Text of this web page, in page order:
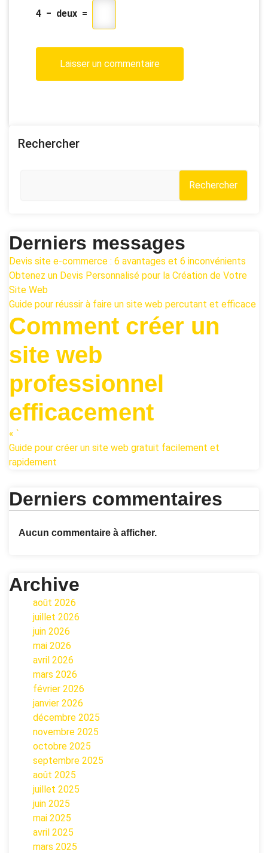
4 − deux =
Rechercher
Rechercher
Derniers messages
Devis site e-commerce : 6 avantages et 6 inconvénients
Obtenez un Devis Personnalisé pour la Création de Votre
Site Web
Guide pour réussir à faire un site web percutant et efficace
Comment créer un
site web
professionnel
efficacement
« `
Guide pour créer un site web gratuit facilement et
rapidement
Derniers commentaires
Aucun commentaire à afficher.
Archive
août 2026
juillet 2026
juin 2026
mai 2026
avril 2026
mars 2026
février 2026
janvier 2026
décembre 2025
novembre 2025
octobre 2025
septembre 2025
août 2025
juillet 2025
juin 2025
mai 2025
avril 2025
mars 2025